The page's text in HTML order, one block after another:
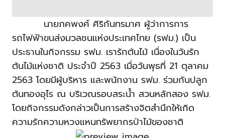
นายภคพงศ์ ศิริกันทรมาศ ผู้ว่าการการ
รถไฟฟ้าขนส่งมวลชนแห่งประเทศไทย (รฟม.) เป็น
ประธานในกิจกรรม รฟม. เรารักต้นไม้ เนื่องในวันรัก
ต้นไม้แห่งชาติ ประจำปี 2563 เมื่อวันพุธที่ 21 ตุลาคม
2563 โดยมีผู้บริหาร และพนักงาน รฟม. ร่วมกันปลูก
ต้นทองอุไร ณ บริเวณรอบสระน้ำ สวนหลักสอง รฟม.
โดยกิจกรรมดังกล่าวเป็นการสร้างจิตสำนึกให้เกิด
ความรักความหวงแหนทรัพยากรป่าไม้ของชาติ